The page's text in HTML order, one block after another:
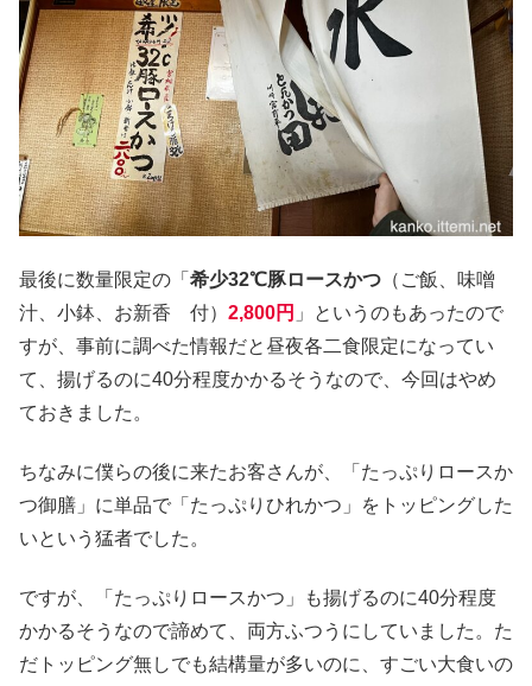
最後に数量限定の「 希少32℃豚ロースかつ （ご飯、味噌
汁、小鉢、お新香 付） 2,800円 」というのもあったので
すが、事前に調べた情報だと昼夜各二食限定になってい
て、揚げるのに40分程度かかるそうなので、今回はやめ
ておきました。
ちなみに僕らの後に来たお客さんが、「たっぷりロースか
つ御膳」に単品で「たっぷりひれかつ」をトッピングした
いという猛者でした。
ですが、「たっぷりロースかつ」も揚げるのに40分程度
かかるそうなので諦めて、両方ふつうにしていました。た
だトッピング無しでも結構量が多いのに、すごい大食いの